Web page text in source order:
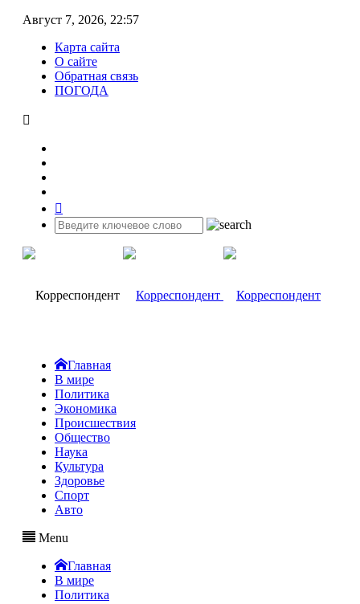
Август 7, 2026, 22:57
Карта сайта
О сайте
Обратная связь
ПОГОДА
Главная
В мире
Политика
Экономика
Происшествия
Общество
Наука
Культура
Здоровье
Спорт
Авто
Menu
Главная
В мире
Политика